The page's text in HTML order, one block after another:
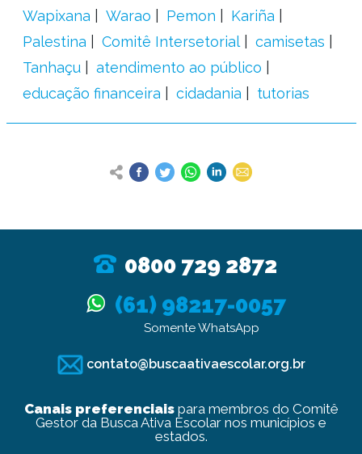
Wapixana
Warao Pemon
Kariña
Palestina
Comitê Intersetorial
camisetas
Tanhaçu
atendimento ao público
educação financeira
cidadania tutorias
0800 729 2872
(61) 98217-0057
Somente WhatsApp
contato@buscaativaescolar.org.br
Canais preferenciaispara membros do Comitê
Gestor da Busca Ativa Escolar nos municípios e
estados.